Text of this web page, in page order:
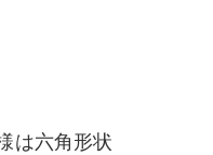
は六角形状